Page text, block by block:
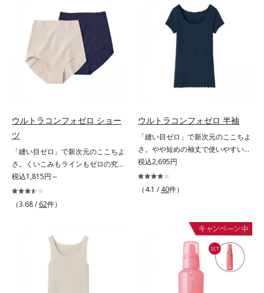
バランスがとれた肌に。ゼラニウ
ム、ローズなど花々の精油にハーブ
や果実を加えた、透明感あふれる香
り。【OS09】油分が多い肌に。さ
っぱりした柑橘にスパイスをプラス
した、植物の生命力を感じさせる香
り。天然由来の力を借りた毎日のケ
い、自然な“いい匂い”を目指しまし
ょう。【ご使用方法】お風呂上がり
のボディケアとして、マッサージす
るように適量を塗布してください。
と、穏やかないい匂いが日中も続き
ます。塗り重ねることで“自然ない
レンジング。人が本能的にここちよ
さを感じる“秒速5cm”の動きに着目
し、顔全体にやさしく円を描くよう
になじませると、自然とその動きに
導くこだわりのテクスチャーを採用
しました。厚みとコクのあるリッチ
タイムをもたらします。さらにうる
おいを守りながらメイク汚れだけを
見極めて落とす「セレクトクレンジ
ング成分(*2)」、うるおいが逃げ出
しにくいネットを形成して肌を守る
「セラミドネットワーク成分
(*3)」、植物由来の保湿成分「ブレ
ンドハーブ成分(*4)」を配合。汚れ
やわらか肌へ整えます。1日の終わ
りのメイクオフが楽しみになる使い
ごこちで、ありふれた毎日のお手入
は、ブラを外したくなるリラックス
タイムに最高のここちよさを叶えて
くれるアイテム。広くて高さのある
軽量パッド付きで、自然な美胸を演
ウルトラコンフォゼロ ショー
ツ
「縫い目ゼロ」で新次元のここちよ
さ。くいこみもラインもゼロの究極
ショーツ。ゴムも縫い目もゼロ！切
りっぱなし仕様のショーツこの感
覚、ほかにない。究極のストレスフ
エストも脚口もゴム不使用で、くい
こみもお肉の段差もなし。切りっぱ
なし仕様でアウターにラインが出
税込1,815円～
（3.68 / 62件）
ウルトラコンフォゼロ 半袖
「縫い目ゼロ」で新次元のここちよ
さ。やや短めの袖丈で使いやすい半
袖。多彩なアウターに対応する、短
め袖丈の半袖この感覚、ほかにな
い。究極のストレスフリー感！綿た
丈で多彩なアウターに対応します。
二の腕はピチピチしないから安心で
税込2,695円
（4.1 / 40件）